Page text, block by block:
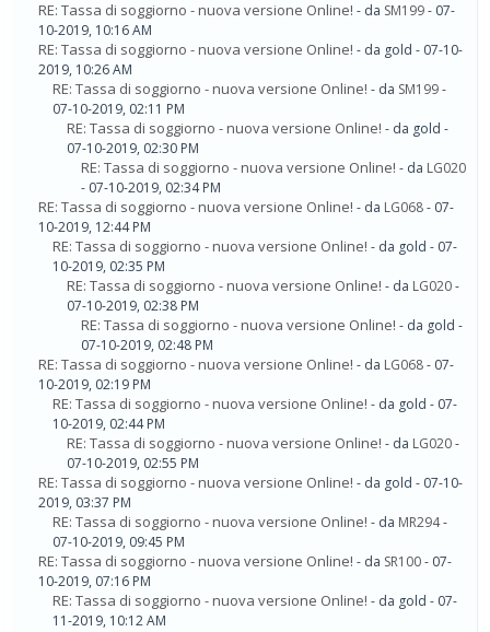
RE: Tassa di soggiorno - nuova versione Online! - da SM199- 07-
10-2019, 10:16 AM
RE: Tassa di soggiorno - nuova versione Online! - da gold - 07-10-
2019, 10:26 AM
RE: Tassa di soggiorno - nuova versione Online! - da SM199-
07-10-2019, 02:11 PM
RE: Tassa di soggiorno - nuova versione Online! - da gold -
07-10-2019, 02:30 PM
RE: Tassa di soggiorno - nuova versione Online! - da LG020
- 07-10-2019, 02:34 PM
RE: Tassa di soggiorno - nuova versione Online! - da LG068- 07-
10-2019, 12:44 PM
RE: Tassa di soggiorno - nuova versione Online! - da gold - 07-
10-2019, 02:35 PM
RE: Tassa di soggiorno - nuova versione Online! - da LG020-
07-10-2019, 02:38 PM
RE: Tassa di soggiorno - nuova versione Online! - da gold -
07-10-2019, 02:48 PM
RE: Tassa di soggiorno - nuova versione Online! - da LG068- 07-
10-2019, 02:19 PM
RE: Tassa di soggiorno - nuova versione Online! - da gold - 07-
10-2019, 02:44 PM
RE: Tassa di soggiorno - nuova versione Online! - da LG020-
07-10-2019, 02:55 PM
RE: Tassa di soggiorno - nuova versione Online! - da gold - 07-10-
2019, 03:37 PM
RE: Tassa di soggiorno - nuova versione Online! - da MR294-
07-10-2019, 09:45 PM
RE: Tassa di soggiorno - nuova versione Online! - da SR100- 07-
10-2019, 07:16 PM
RE: Tassa di soggiorno - nuova versione Online! - da gold - 07-
11-2019, 10:12 AM